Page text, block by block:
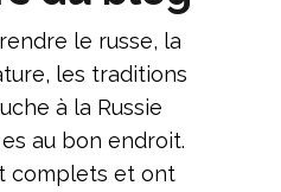
le russe, la
les traditions
à la Russie
au bon endroit.
complets et ont